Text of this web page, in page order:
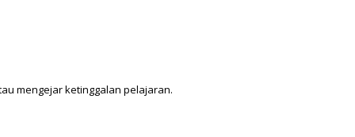
mengejar ketinggalan pelajaran.